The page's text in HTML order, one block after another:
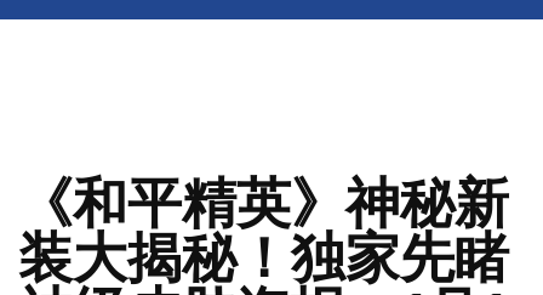
《和平精英》神秘新
装大揭秘！独家先睹